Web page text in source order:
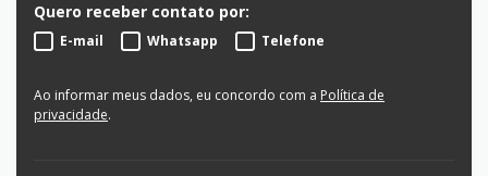
Quero receber contato por:
E-mail Whatsapp Telefone
Ao informar meus dados, eu concordo com a Política de
privacidade.